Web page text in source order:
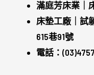
滿庭芳床業｜
床墊工廠｜試
615巷91號
電話：